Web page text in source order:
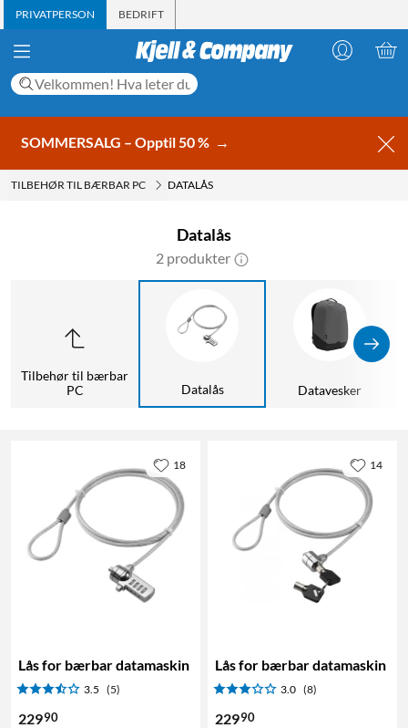
PRIVATPERSON BEDRIFT
SOMMERSALG – Opptil 50 % →
TILBEHØR TIL BÆRBAR PC DATALÅS
Datalås
2 produkter
Tilbehør til bærbar
PC
Datalås Datavesker
Lås for bærbar datamaskin
3.5 (5)
22990
18
Lås for bærbar datamaskin
3.0 (8)
22990
14